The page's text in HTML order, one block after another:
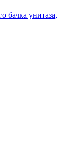
бачка унитаза,